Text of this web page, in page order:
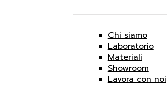
Chi siamo
Laboratorio
Materiali
Showroom
Lavora con noi